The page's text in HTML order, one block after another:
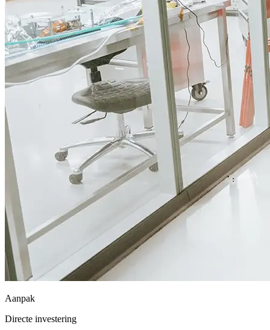
Aanpak
Directe investering